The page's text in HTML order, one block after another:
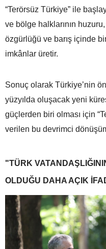
“Terörsüz Türkiye” ile
ve bölge halklarının
özgürlüğü ve barış içinde
imkânlar üretir.
Sonuç olarak Türkiye’nin
yüzyılda oluşacak yeni
güçlerden biri olması için
verilen bu devrimci
"TÜRK
OLDUĞU DAHA AÇIK